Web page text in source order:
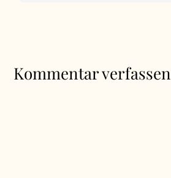
Kommentar verfassen